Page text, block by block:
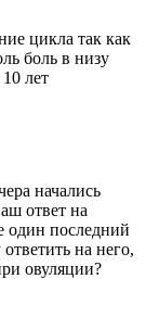
цикла так как
боль в низу
лет
начались
ответ на
один последний
на него,
овуляции?